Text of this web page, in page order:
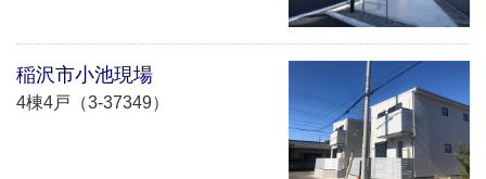
稲沢市小池現場
4棟4戸（3-37349）